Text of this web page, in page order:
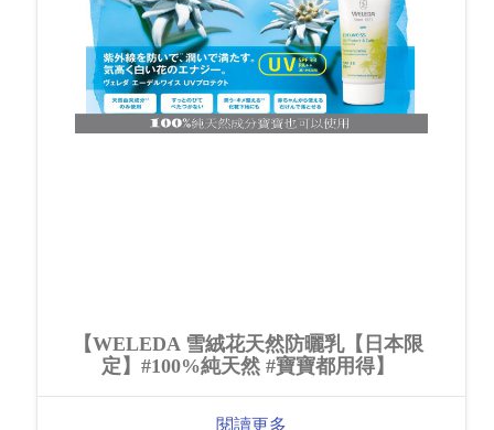
【WELEDA 雪絨花天然防曬乳【日本限
定】#100%純天然 #寶寶都用得】
閱讀更多